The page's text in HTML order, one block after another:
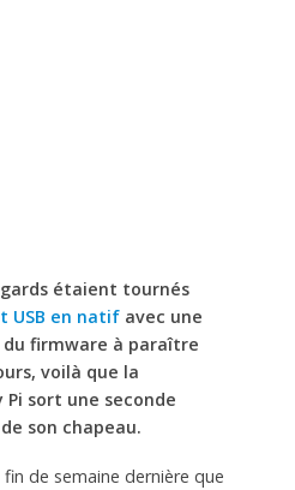
étaient tournés
USB en natifavec une
firmware à paraître
voilà que la
sort une seconde
son chapeau.
fin de semaine dernière que